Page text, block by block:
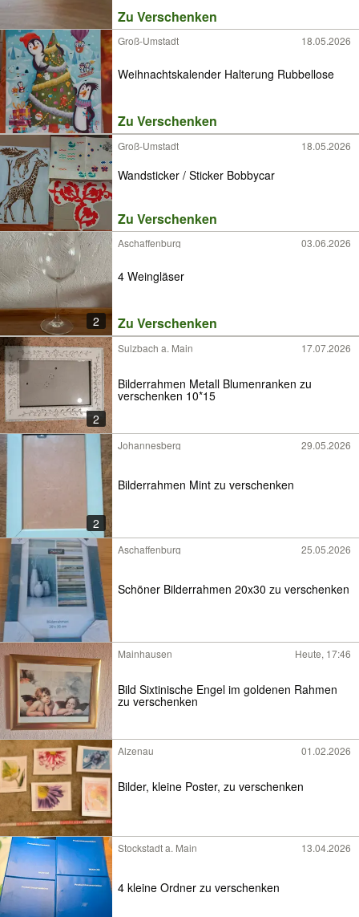
Zu Verschenken
Groß-Umstadt 18.05.2026
Weihnachtskalender Halterung Rubbellose
Zu Verschenken
Groß-Umstadt 18.05.2026
Wandsticker / Sticker Bobbycar
Zu Verschenken
2
Aschaffenburg 03.06.2026
4 Weingläser
Zu Verschenken
2
Sulzbach a. Main 17.07.2026
Bilderrahmen Metall Blumenranken zu
verschenken 10*15
2
Johannesberg 29.05.2026
Bilderrahmen Mint zu verschenken
Aschaffenburg 25.05.2026
Schöner Bilderrahmen 20x30 zu verschenken
Mainhausen Heute, 17:46
Bild Sixtinische Engel im goldenen Rahmen
zu verschenken
Alzenau 01.02.2026
Bilder, kleine Poster, zu verschenken
Stockstadt a. Main 13.04.2026
4 kleine Ordner zu verschenken